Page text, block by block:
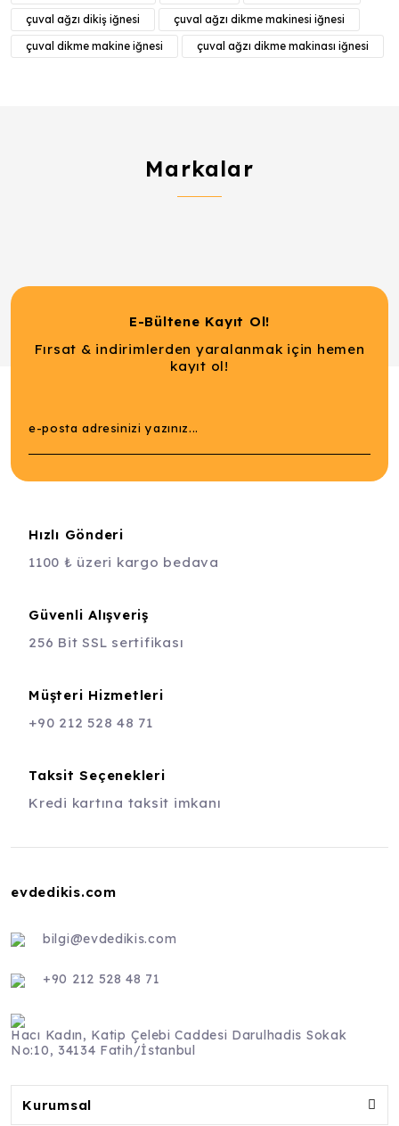
çuval ağzı dikiş iğnesi
çuval ağzı dikme makinesi iğnesi
çuval dikme makine iğnesi
çuval ağzı dikme makinası iğnesi
Markalar
E-Bültene Kayıt Ol!
Fırsat & indirimlerden yaralanmak için hemen
kayıt ol!
Hızlı Gönderi
1100 ₺ üzeri kargo bedava
Güvenli Alışveriş
256 Bit SSL sertifikası
Müşteri Hizmetleri
+90 212 528 48 71
Taksit Seçenekleri
Kredi kartına taksit imkanı
evdedikis.com
bilgi@evdedikis.com
+90 212 528 48 71
Hacı Kadın, Katip Çelebi Caddesi Darulhadis Sokak
No:10, 34134 Fatih/İstanbul
Kurumsal